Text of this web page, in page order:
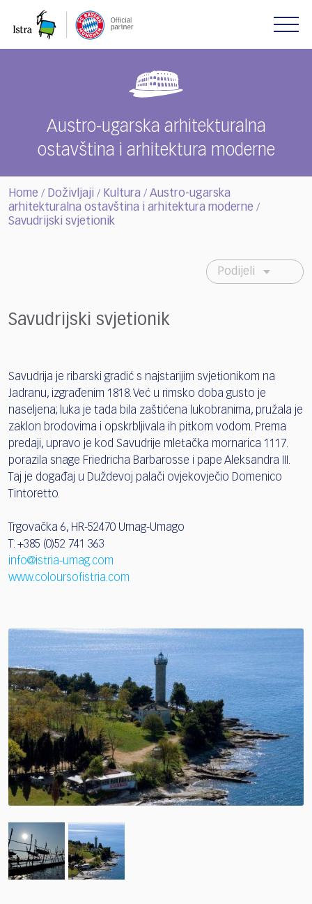
note:
Austro-ugarska arhitekturalna
ostavština i arhitektura moderne
Home / Doživljaji / Kultura / Austro-ugarska
arhitekturalna ostavština i arhitektura moderne /
Savudrijski svjetionik
Podijeli
Savudrijski svjetionik
Savudrija je ribarski gradić s najstarijim svjetionikom na
Jadranu, izgrađenim 1818. Već u rimsko doba gusto je
naseljena; luka je tada bila zaštićena lukobranima, pružala je
zaklon brodovima i opskrbljivala ih pitkom vodom. Prema
predaji, upravo je kod Savudrije mletačka mornarica 1117.
porazila snage Friedricha Barbarosse i pape Aleksandra III.
Taj je događaj u Duždevoj palači ovjekovječio Domenico
Tintoretto.
Trgovačka 6, HR-52470 Umag-Umago
T: +385 (0)52 741 363
info@istria-umag.com
www.coloursofistria.com